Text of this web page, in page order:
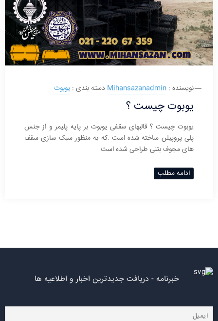
نویسنده : Mihansazanadmin دسته بندی : یوبوت
یوبوت چیست ؟
یوبوت چیست ؟ قالبهای سقفی یوبوت بر پایه پلیمر و از جنس
پلی پروپیلن ساخته شده است .که به منظور سبک سازی سقف
های مجوف بتنی طراحی شده است
ادامه مطلب
خبرنامه - دریافت جدیدترین اخبار و اطلاعیه ها